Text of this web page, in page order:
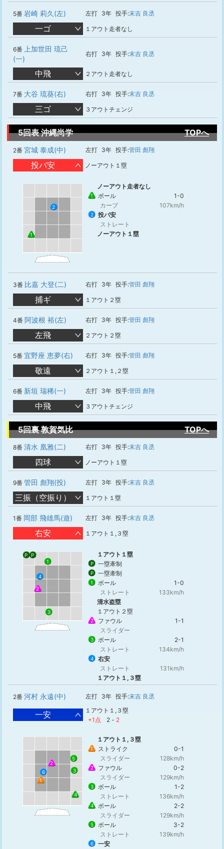
5番 岩崎 莉久(左) 左打 3年 投手:末吉 良丞
一ゴ １アウト走者なし
6番
上加世田 琉己
(一)
右打 3年 投手:末吉 良丞
中飛 ２アウト走者なし
7番 大谷 琉葵(右) 右打 3年 投手:末吉 良丞
三ゴ ３アウトチェンジ
5回表 沖縄尚学 TOPへ
2番 宮城 泰成(中) 左打 3年 投手:管田 彪翔
投バ安 ノーアウト１塁
1
2
ノーアウト走者なし
1 ボール
1-0
カーブ
107km/h
2
投バ安
ストレート
ノーアウト１塁
3番 比嘉 大登(二) 右打 3年 投手:管田 彪翔
捕ギ １アウト２塁
4番 阿波根 裕(左) 右打 3年 投手:管田 彪翔
左飛 ２アウト２塁
5番 宜野座 恵夢(右) 右打 3年 投手:管田 彪翔
敬遠 ２アウト１,２塁
6番 新垣 瑞稀(一) 左打 3年 投手:管田 彪翔
中飛 ３アウトチェンジ
5回裏 敦賀気比 TOPへ
8番 清水 凰雅(二) 右打 3年 投手:末吉 良丞
四球 ノーアウト１塁
9番 管田 彪翔(投) 左打 3年 投手:末吉 良丞
三振（空振り） １アウト１塁
1番 岡部 飛雄馬(遊) 左打 3年 投手:末吉 良丞
右安 １アウト１,３塁
P
P
1
2
3
4
１アウト１塁
P 一塁牽制
P 一塁牽制
1 ボール
1-0
ストレート
133km/h
清水盗塁
１アウト２塁
2 ファウル
1-1
スライダー
3 ボール
2-1
ストレート
134km/h
4
右安
ストレート
131km/h
１アウト１,３塁
2番 河村 永遠(中) 左打 3年 投手:末吉 良丞
一安
１アウト１,３塁
+1点
2 - 2
1
2
3
4
5
6
１アウト１,３塁
1 ストライク
0-1
スライダー
128km/h
2 ファウル
0-2
スライダー
129km/h
3 ボール
1-2
ストレート
136km/h
4 ボール
2-2
スライダー
129km/h
5 ボール
3-2
ストレート
139km/h
6
一安